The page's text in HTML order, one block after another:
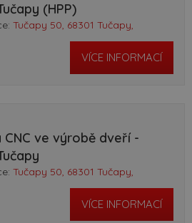
(HPP)
Tučapy 50, 68301 Tučapy,
VÍCE INFORMACÍ
CNC ve výrobě dveří -
Tučapy 50, 68301 Tučapy,
VÍCE INFORMACÍ